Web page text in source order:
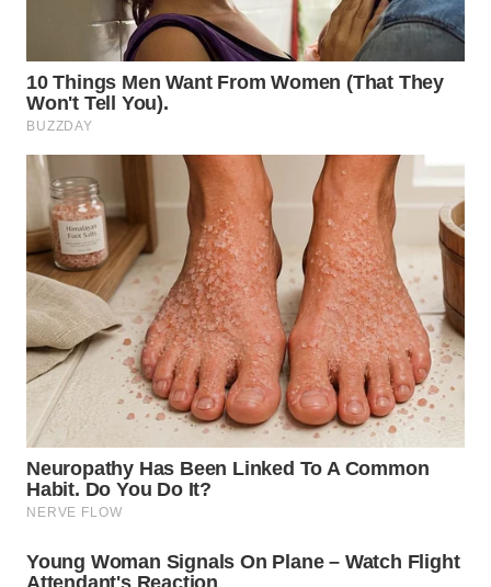
WN
SUMEDANG
WN
CIANJUR
WN
KEPULAUAN
SERIBU
WN
TANGERANG
WN
BINJAI